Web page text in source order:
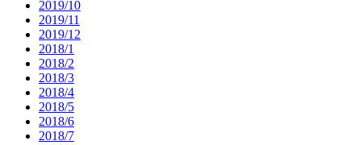
2019/10
2019/11
2019/12
2018/1
2018/2
2018/3
2018/4
2018/5
2018/6
2018/7